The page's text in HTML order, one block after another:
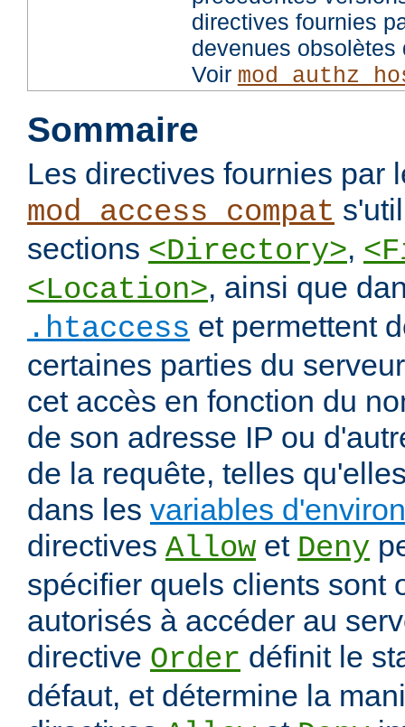
directives fournies
devenues
Voir
Sommaire
Les directives fournies par
mod_access_compat
sections <Directory>,
<Location>, ainsi que
.htaccess et permettent
certaines parties du
cet accès en fonction du
de son adresse IP ou
de la requête, telles
dans les variables
directives Allow et Deny
spécifier quels clients sont
autorisés à accéder au
directive Order définit le
défaut, et détermine la